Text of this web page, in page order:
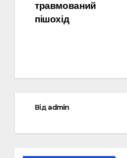
травмований
пішохід
Відadmin